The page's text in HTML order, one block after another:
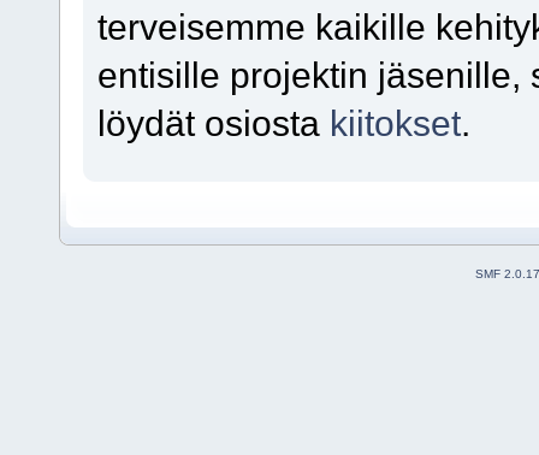
terveisemme kaikille
entisille projektin jäsenille,
löydät osiosta kiitokset.
SMF 2.0.17